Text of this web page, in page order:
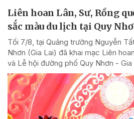
Liên hoan Lân, Sư, Rồng
sắc màu du lịch tại Quy
Tối 7/8, tại Quảng trường Nguyễn
Nhơn (Gia Lai) đã khai mạc Liên
và Lễ hội đường phố Quy Nhơn - Gia